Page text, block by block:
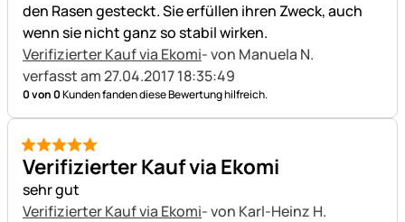
den Rasen gesteckt. Sie erfüllen ihren Zweck, auch
wenn sie nicht ganz so stabil wirken.
Verifizierter Kauf via Ekomi- von Manuela N.
verfasst am 27.04.2017 18:35:49
0 von 0Kunden fanden diese Bewertung hilfreich.
5 von 5
Verifizierter Kauf via Ekomi
sehr gut
Verifizierter Kauf via Ekomi- von Karl-Heinz H.